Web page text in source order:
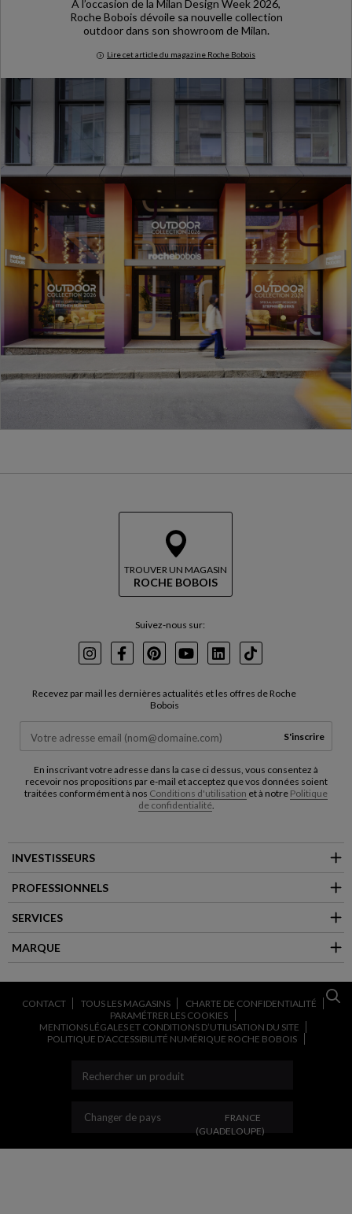
À l’occasion de la Milan Design Week 2026,
Roche Bobois dévoile sa nouvelle collection
outdoor dans son showroom de Milan.
Lire cet article du magazine Roche Bobois
Milan Design Week 2026
TROUVER UN MAGASIN
ROCHE BOBOIS
Suivez-nous sur:
InstagramFacebookPinterest
YoutubeLinkedInTikTok
Recevez par mail les dernières actualités et les offres de Roche
Bobois
S'inscrire
En inscrivant votre adresse dans la case ci dessus, vous consentez à
recevoir nos propositions par e-mail et acceptez que vos données soient
traitées conformément à nos Conditions d'utilisation et à notre Politique
de confidentialité.
INVESTISSEURS
PROFESSIONNELS
SERVICES
MARQUE
CONTACT TOUS LES MAGASINS
CHARTE DE CONFIDENTIALITÉ
PARAMÉTRER LES COOKIES
MENTIONS LÉGALES ET CONDITIONS D’UTILISATION DU SITE
POLITIQUE D’ACCESSIBILITÉ NUMÉRIQUE ROCHE BOBOIS
Changer de pays CHANGER DE PAYS
FRANCE
(GUADELOUPE)